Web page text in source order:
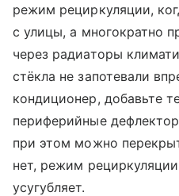
режим рециркуляции,
с улицы, а многократно
через радиаторы
стёкла не запотевали
кондиционер, добавьте
периферийные
при этом можно
нет, режим
усугубляет.